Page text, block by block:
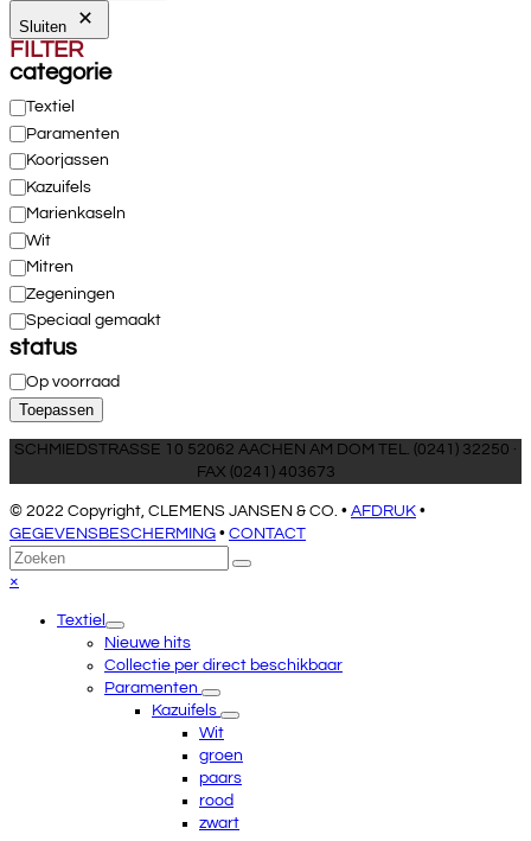
Sluiten
FILTER
categorie
Categorie
Textiel
Paramenten
Koorjassen
Kazuifels
Marienkaseln
Wit
Mitren
Zegeningen
Speciaal gemaakt
status
Beschikbaarheid
Op voorraad
Toepassen
SCHMIEDSTRASSE 10 52062 AACHEN AM DOM TEL. (0241) 32250 ·
FAX (0241) 403673
© 2022 Copyright, CLEMENS JANSEN & CO. • AFDRUK •
GEGEVENSBESCHERMING • CONTACT
Terug
naar
Zoeken
Verzenden
×
menuTextiel
Nieuwe hits
Collectie per direct beschikbaar
Paramenten
Kazuifels
Wit
groen
paars
rood
zwart